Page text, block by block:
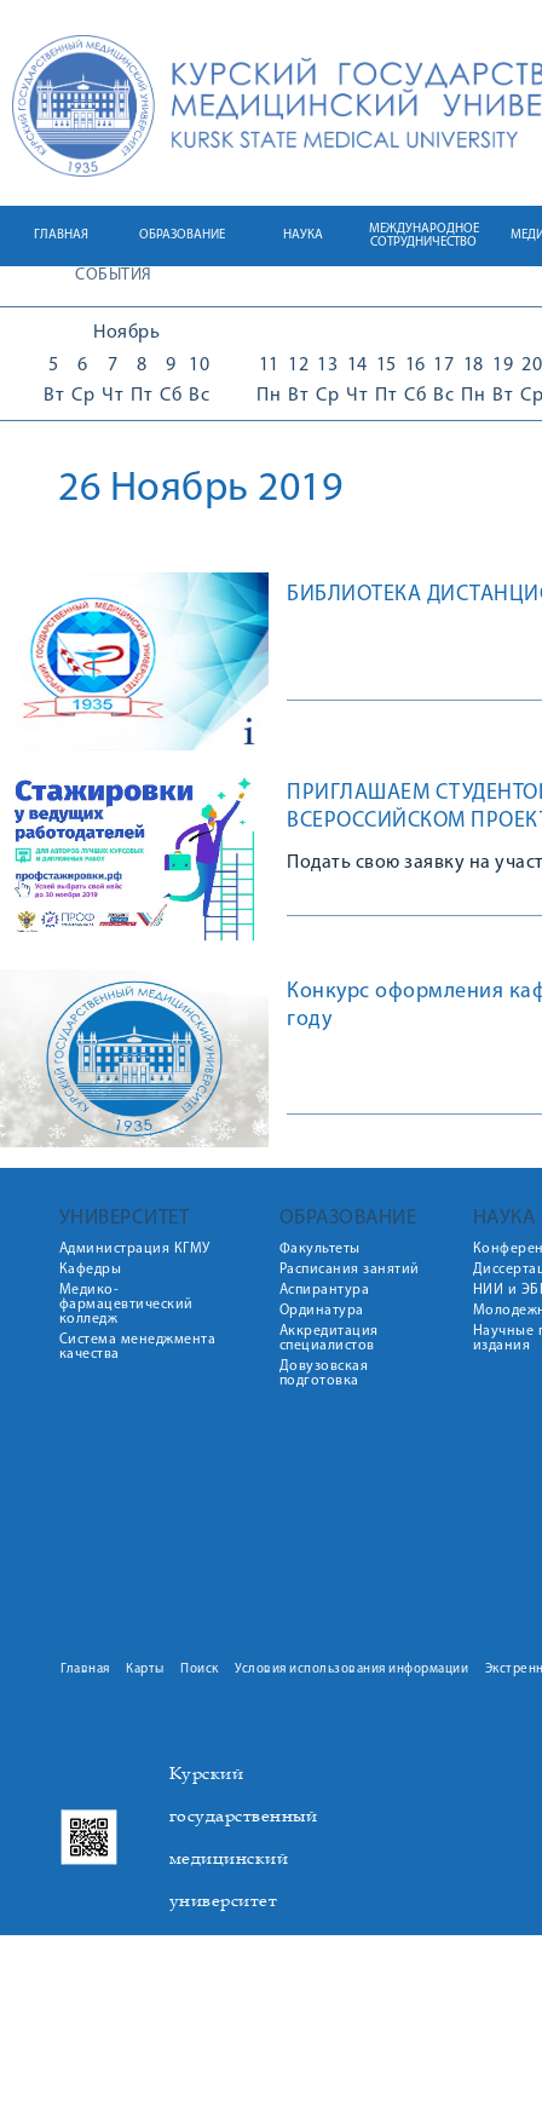
ГЛАВНАЯ ОБРАЗОВАНИЕ НАУКА
МЕЖДУНАРОДНОЕ
СОТРУДНИЧЕСТВО
СОБЫТИЯ
Ноябрь
5
Вт
6
Ср
7
Чт
8
Пт
9
Сб
10
Вс
11
Пн
12
Вт
13
Ср
14
Чт
15
Пт
16
Сб
17
Вс
18
Пн
19
Вт
20
Ср
26 Ноябрь 2019
БИБЛИОТЕКА
ПРИГЛАШАЕМ
ВСЕРОССИЙСКОМ
Подать свою заявку на
Конкурс оформления
году
УНИВЕРСИТЕТ
Администрация КГМУ
Кафедры
Медико-
фармацевтический
колледж
Система менеджмента
качества
ОБРАЗОВАНИЕ
Факультеты
Расписания занятий
Аспирантура
Ординатура
Аккредитация
специалистов
Довузовская
подготовка
НАУКА
НИИ и
Научные
издания
Главная Карты Поиск Условия использования информации
Курский
государственный
медицинский
университет